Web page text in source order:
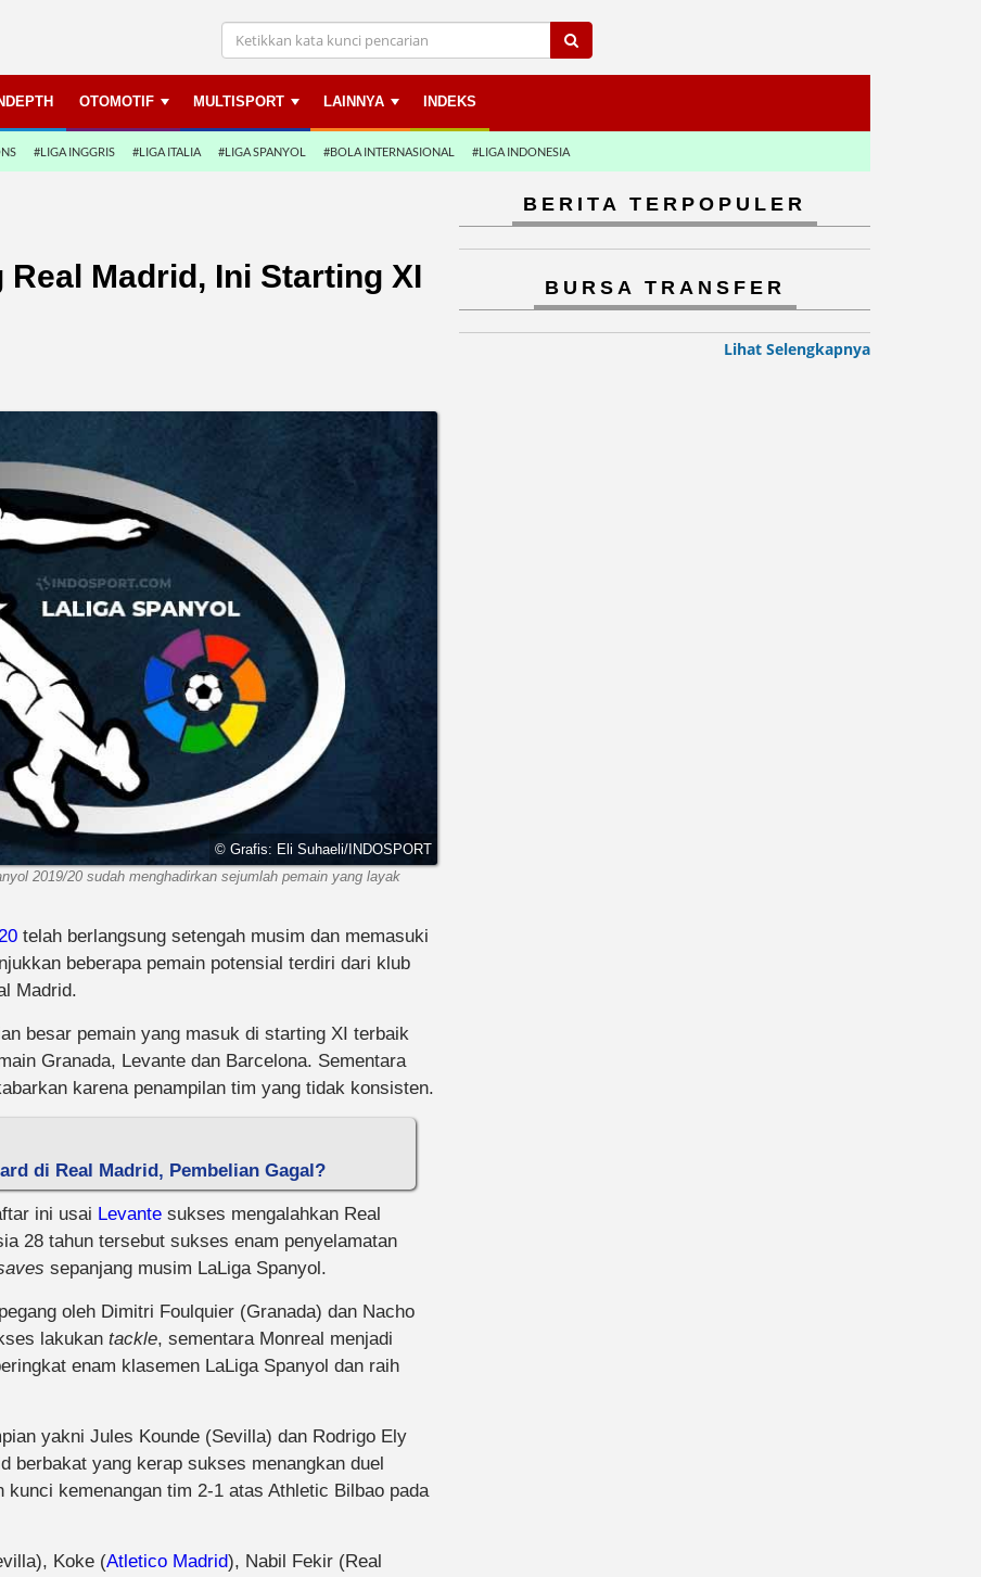
OTOMOTIF MULTISPORT LAINNYA INDEKS
#LIGA INGGRIS #LIGA ITALIA #LIGA SPANYOL #BOLA INTERNASIONAL #LIGA INDONESIA
Madrid, Ini Starting XI
© Grafis: Eli Suhaeli/INDOSPORT
2019/20 sudah menghadirkan sejumlah pemain yang layak
telah berlangsung setengah musim dan memasuki
beberapa pemain potensial terdiri dari klub
Madrid.
besar pemain yang masuk di starting XI terbaik
Granada, Levante dan Barcelona. Sementara
karena penampilan tim yang tidak konsisten.
di Real Madrid, Pembelian Gagal?
ini usai Levante sukses mengalahkan Real
28 tahun tersebut sukses enam penyelamatan
sepanjang musim LaLiga Spanyol.
oleh Dimitri Foulquier (Granada) dan Nacho
lakukan tackle, sementara Monreal menjadi
enam klasemen LaLiga Spanyol dan raih
yakni Jules Kounde (Sevilla) dan Rodrigo Ely
berbakat yang kerap sukses menangkan duel
kemenangan tim 2-1 atas Athletic Bilbao pada
Koke (Atletico Madrid), Nabil Fekir (Real
BERITA TERPOPULER
BURSA TRANSFER
Lihat Selengkapnya